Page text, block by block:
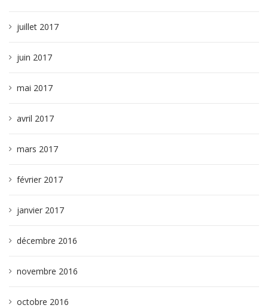
juillet 2017
juin 2017
mai 2017
avril 2017
mars 2017
février 2017
janvier 2017
décembre 2016
novembre 2016
octobre 2016